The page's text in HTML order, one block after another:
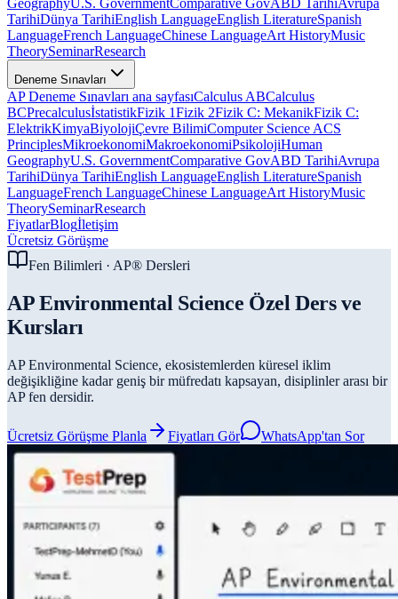
GeographyU.S. GovernmentComparative GovABD TarihiAvrupa
TarihiDünya TarihiEnglish LanguageEnglish LiteratureSpanish
LanguageFrench LanguageChinese LanguageArt HistoryMusic
TheorySeminarResearch
Deneme Sınavları
AP Deneme Sınavları ana sayfasıCalculus ABCalculus
BCPrecalculusİstatistikFizik 1Fizik 2Fizik C: MekanikFizik C:
ElektrikKimyaBiyolojiÇevre BilimiComputer Science ACS
PrinciplesMikroekonomiMakroekonomiPsikolojiHuman
GeographyU.S. GovernmentComparative GovABD TarihiAvrupa
TarihiDünya TarihiEnglish LanguageEnglish LiteratureSpanish
LanguageFrench LanguageChinese LanguageArt HistoryMusic
TheorySeminarResearch
FiyatlarBlogİletişim
Ücretsiz Görüşme
Fen Bilimleri · AP® Dersleri
AP Environmental Science Özel Ders ve
Kursları
AP Environmental Science, ekosistemlerden küresel iklim
değişikliğine kadar geniş bir müfredatı kapsayan, disiplinler arası bir
AP fen dersidir.
Ücretsiz Görüşme Planla Fiyatları Gör WhatsApp'tan Sor